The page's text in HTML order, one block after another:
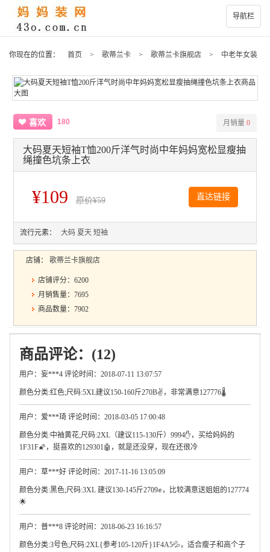
导航栏
你现在的位置： 首页 > 歌蒂兰卡 > 歌蒂兰卡旗舰店 > 中老年女装
喜欢 180 月销量 0
大码夏天短袖T恤200斤洋气时尚中年妈妈宽松显瘦抽
绳撞色坑条上衣
¥109 原价¥59 直达链接
流行元素： 大码 夏天 短袖
店铺： 歌蒂兰卡旗舰店
店铺评分：6200
月销售量：7695
商品数量：7902
商品评论：(12)
用户：妄***4 评论时间：2018-07-11 13:07:57
颜色分类:红色;尺码:5XL建议150-160斤270B✌，非常满意127776🌡
用户：爱***琦 评论时间：2018-03-05 17:00:48
颜色分类:中袖黄花;尺码:2XL（建议115-130斤）9994✋，买给妈妈的
1F31F🌠，挺喜欢的129301🤖，就是还没穿，现在还很冷
用户：草***好 评论时间：2017-11-16 13:05:09
颜色分类:黑色;尺码:3XL 建议130-145斤2709✊，比较满意送姐姐的127774
🌟
用户：普***8 评论时间：2018-06-23 16:16:57
颜色分类:3号色;尺码:2XL{参考105-120斤}1F4A5💦，适合瘦子和高个子